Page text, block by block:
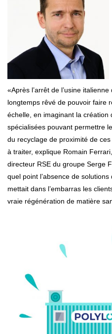
«Après l’arrêt de l’usine
longtemps rêvé de pouvoir faire
échelle, en imaginant la création
spécialisées pouvant permettre
du recyclage de proximité de
à traiter, explique Romain
directeur RSE du groupe Serge
quel point l’absence de
mettait dans l’embarras les
vraie régénération de matière